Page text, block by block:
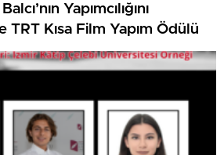
Yapımcılığını
Kısa Film Yapım Ödülü